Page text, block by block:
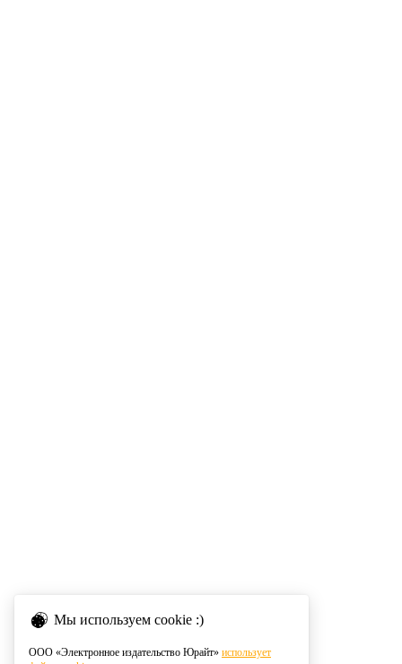
Мы используем cookie :)
ООО «Электронное издательство Юрайт» использует